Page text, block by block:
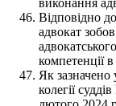
Відповідно
адвокат
компетенції
Як зазначено
колегії